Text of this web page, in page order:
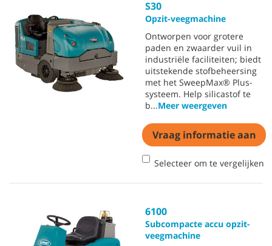
S30
Opzit-veegmachine
Ontworpen voor grotere
paden en zwaarder vuil in
industriële faciliteiten; biedt
uitstekende stofbeheersing
met het SweepMax® Plus-
systeem. Help silicastof te
b...Meer weergeven
Vraag informatie aan
Selecteer om te vergelijken
6100
Subcompacte accu opzit-
veegmachine